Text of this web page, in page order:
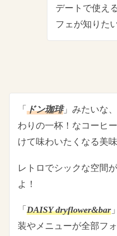
デートで使え
フェが知りた
「 ドン珈琲」みたいな
わりの一杯！なコーヒ
けて味わいたくなる美味
レトロでシックな空間
よ！
「 DAISY dryflower&bar
装やメニューが全部フ